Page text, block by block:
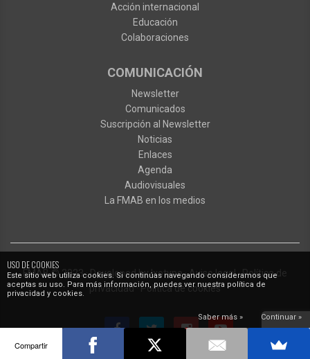
USO DE COOKIES
Este sitio web utiliza cookies. Si continúas navegando consideramos que
aceptas su uso. Para más información, puedes ver nuestra política de
privacidad y cookies.
Saber más » Continuar »
Acción internacional
Educación
Colaboraciones
COMUNICACIÓN
Newsletter
Comunicados
Suscripción al Newsletter
Noticias
Enlaces
Agenda
Audiovisuales
La FMAB en los medios
FMAB© 2023·Developed byIxotype·Aviso legal·Política de
privacidad·Política de cookies
Compartir